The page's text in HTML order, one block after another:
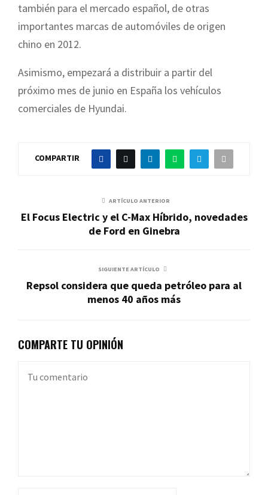
también para el mercado español, de otras
importantes marcas de automóviles de origen
chino en 2012.
Asimismo, empezará a distribuir a partir del
próximo mes de junio en España los vehículos
comerciales de Hyundai.
COMPARTIR
ARTÍCULO ANTERIOR
El Focus Electric y el C-Max Híbrido, novedades
de Ford en Ginebra
SIGUIENTE ARTÍCULO
Repsol considera que queda petróleo para al
menos 40 años más
COMPARTE TU OPINIÓN